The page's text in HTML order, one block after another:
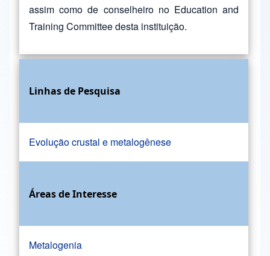
assim como de conselheiro no Education and
Training Committee desta instituição.
Linhas de Pesquisa
Evolução crustal e metalogênese
Áreas de Interesse
Metalogenia